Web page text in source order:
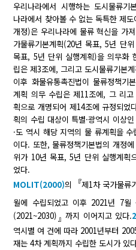
우리나라에서 시행하는 도시물류기
나라에서 찾아볼 수 없는 독특한 제도
개정)은 우리나라에 물류 혁신을 가
가물류기본계획(20년 목표, 5년 단
목표, 5년 단위 실행계획)을 의무화
립은 제3조에, 그리고 도시물류기본
이후 화물유통촉진법이 물류정책기
계획 의무 수립은 제11조에, 그 리고
획으로 개명되어 제14조에 규정되었
획의 수립 대상이 특별·광역시 이상
·도 역시 해당 지역의 물 류계획을
이다. 또한, 물류정책기본법의 개정
위가 10년 목표, 5년 단위 실행계획
었다.
MOLIT(2000)의 『제1차 국가물류
월에 수립되었고 이후 2021년 7월
(2021~2030) 』까지 이어지고 있다.
역시별 여 건에 따라 2001년부터
재는 4차 계획까지 수립한 도시가 있